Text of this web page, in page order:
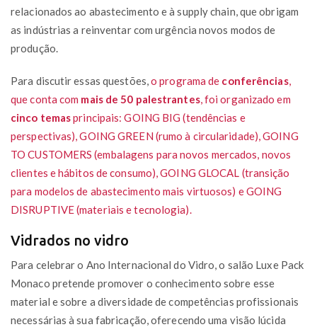
relacionados ao abastecimento e à supply chain, que obrigam
as indústrias a reinventar com urgência novos modos de
produção.
Para discutir essas questões,o programa de conferências,
que conta com mais de 50 palestrantes, foi organizado em
cinco temasprincipais: GOING BIG (tendências e
perspectivas), GOING GREEN (rumo à circularidade), GOING
TO CUSTOMERS (embalagens para novos mercados, novos
clientes e hábitos de consumo), GOING GLOCAL (transição
para modelos de abastecimento mais virtuosos) e GOING
DISRUPTIVE (materiais e tecnologia).
Vidrados no vidro
Para celebrar o Ano Internacional do Vidro, o salão Luxe Pack
Monaco pretende promover o conhecimento sobre esse
material e sobre a diversidade de competências profissionais
necessárias à sua fabricação, oferecendo uma visão lúcida